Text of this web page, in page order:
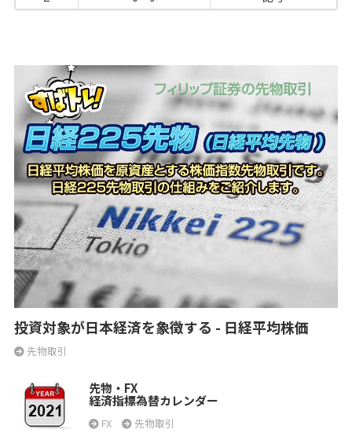
投資対象が日本経済を象徴する - 日経平均株価
先物取引
先物・FX
経済指標為替カレンダー
FX 先物取引